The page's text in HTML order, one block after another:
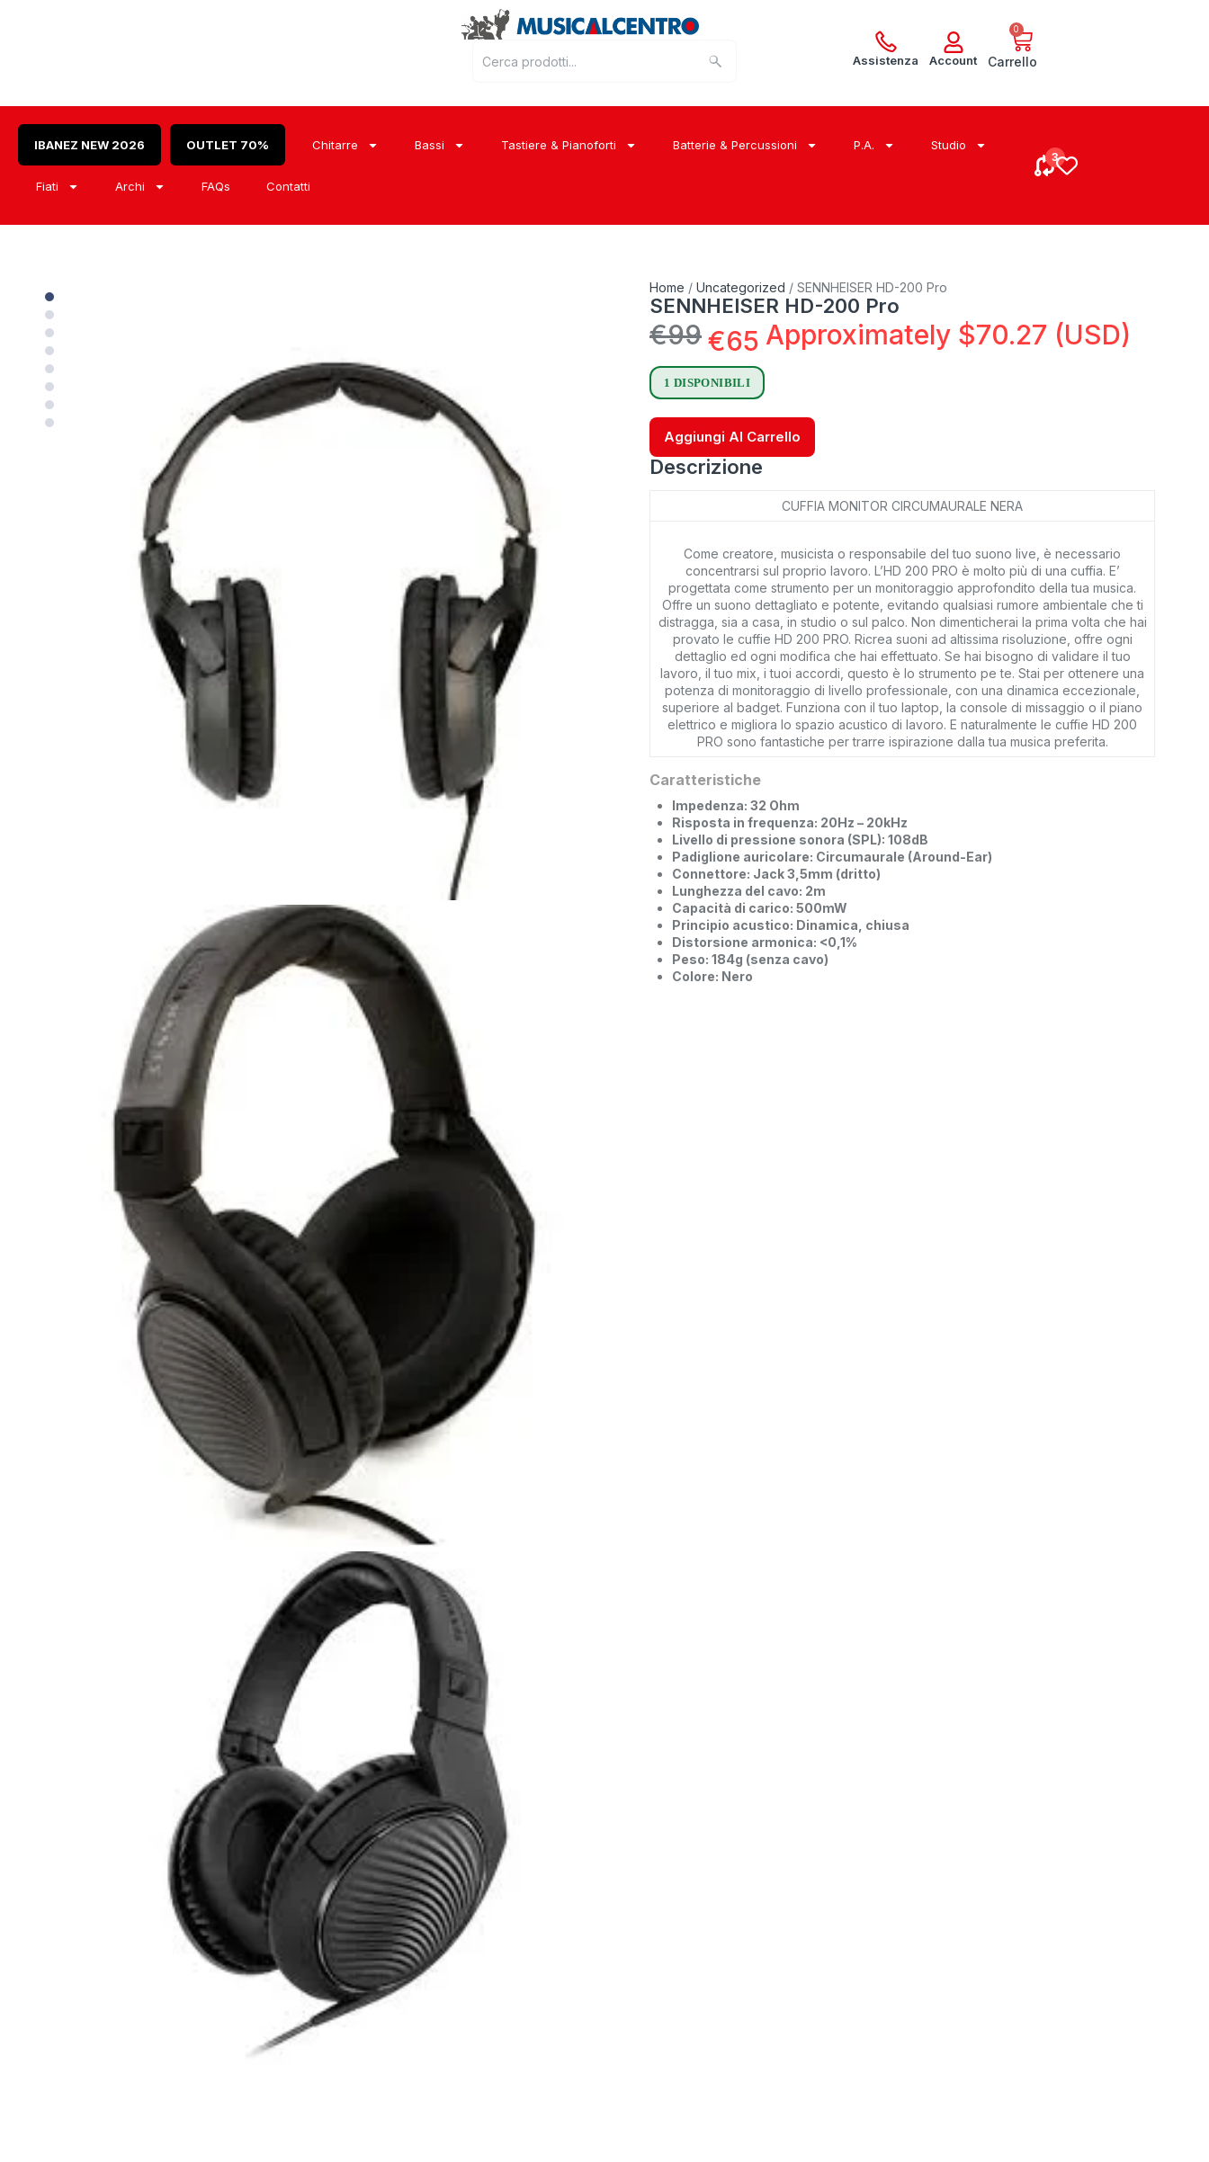
Assistenza Account
0
Carrello
IBANEZ NEW 2026 OUTLET 70% Chitarre Bassi Tastiere & Pianoforti Batterie & Percussioni P.A. Studio
Fiati Archi FAQs Contatti
Home / Uncategorized / SENNHEISER HD-200 Pro
SENNHEISER HD-200 Pro
€99€65 Approximately $70.27 (USD)
1 DISPONIBILI
Aggiungi Al Carrello
Descrizione
CUFFIA MONITOR CIRCUMAURALE NERA
Come creatore, musicista o responsabile del tuo suono live, è necessario
concentrarsi sul proprio lavoro. L’HD 200 PRO è molto più di una cuffia. E’
progettata come strumento per un monitoraggio approfondito della tua musica.
Offre un suono dettagliato e potente, evitando qualsiasi rumore ambientale che ti
distragga, sia a casa, in studio o sul palco. Non dimenticherai la prima volta che hai
provato le cuffie HD 200 PRO. Ricrea suoni ad altissima risoluzione, offre ogni
dettaglio ed ogni modifica che hai effettuato. Se hai bisogno di validare il tuo
lavoro, il tuo mix, i tuoi accordi, questo è lo strumento pe te. Stai per ottenere una
potenza di monitoraggio di livello professionale, con una dinamica eccezionale,
superiore al badget. Funziona con il tuo laptop, la console di missaggio o il piano
elettrico e migliora lo spazio acustico di lavoro. E naturalmente le cuffie HD 200
PRO sono fantastiche per trarre ispirazione dalla tua musica preferita.
Caratteristiche
Impedenza: 32 Ohm
Risposta in frequenza: 20Hz – 20kHz
Livello di pressione sonora (SPL): 108dB
Padiglione auricolare: Circumaurale (Around-Ear)
Connettore: Jack 3,5mm (dritto)
Lunghezza del cavo: 2m
Capacità di carico: 500mW
Principio acustico: Dinamica, chiusa
Distorsione armonica: <0,1%
Peso: 184g (senza cavo)
Colore: Nero